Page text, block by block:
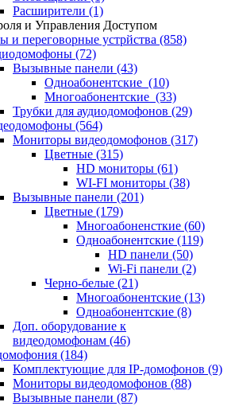
Расширители (1)
и Управления Доступом
и переговорные устрйства (858)
(72)
Вызывные панели (43)
Одноабонентские (10)
Многоабонентские (33)
Трубки для аудиодомофонов (29)
(564)
Мониторы видеодомофонов (317)
Цветные (315)
HD мониторы (61)
WI-FI мониторы (38)
Вызывные панели (201)
Цветные (179)
Многоабоненсткие (60)
Одноабонентские (119)
HD панели (50)
Wi-Fi панели (2)
Черно-белые (21)
Многоабонентские (13)
Одноабонентские (8)
Доп. оборудование к
видеодомофонам (46)
(184)
Комплектующие для IP-домофонов (9)
Мониторы видеодомофонов (88)
Вызывные панели (87)